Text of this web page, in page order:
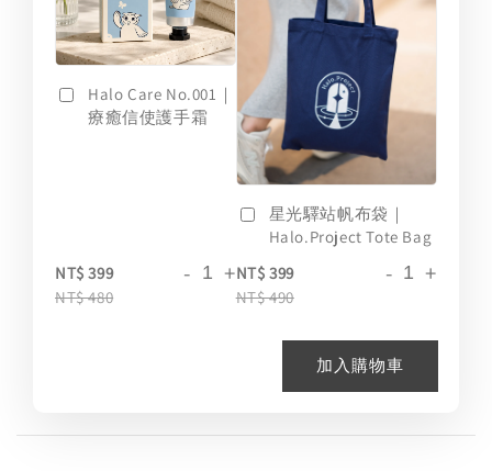
Halo Care No.001｜
療癒信使護手霜
NT$ 399
NT$ 480
- +
星光驛站帆布袋｜
Halo.Project Tote Bag
NT$ 399
NT$ 490
- +
加入購物車